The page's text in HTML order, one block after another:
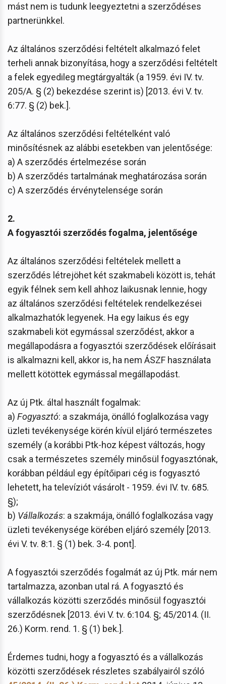
mást nem is tudunk leegyeztetni a szerződéses
partnerünkkel.
Az általános szerződési feltételt alkalmazó felet
terheli annak bizonyítása, hogy a szerződési feltételt
a felek egyedileg megtárgyalták (a 1959. évi IV. tv.
205/A. § (2) bekezdése szerint is) [2013. évi V. tv.
6:77. § (2) bek.].
Az általános szerződési feltételként való
minősítésnek az alábbi esetekben van jelentősége:
a) A szerződés értelmezése során
b) A szerződés tartalmának meghatározása során
c) A szerződés érvénytelensége során
2.
A fogyasztói szerződés fogalma, jelentősége
Az általános szerződési feltételek mellett a
szerződés létrejöhet két szakmabeli között is, tehát
egyik félnek sem kell ahhoz laikusnak lennie, hogy
az általános szerződési feltételek rendelkezései
alkalmazhatók legyenek. Ha egy laikus és egy
szakmabeli köt egymással szerződést, akkor a
megállapodásra a fogyasztói szerződések előírásait
is alkalmazni kell, akkor is, ha nem ÁSZF használata
mellett kötöttek egymással megállapodást.
Az új Ptk. által használt fogalmak:
a) Fogyasztó: a szakmája, önálló foglalkozása vagy
üzleti tevékenysége körén kívül eljáró természetes
személy (a korábbi Ptk-hoz képest változás, hogy
csak a természetes személy minősül fogyasztónak,
korábban például egy építőipari cég is fogyasztó
lehetett, ha televíziót vásárolt - 1959. évi IV. tv. 685.
§);
b) Vállalkozás: a szakmája, önálló foglalkozása vagy
üzleti tevékenysége körében eljáró személy [2013.
évi V. tv. 8:1. § (1) bek. 3-4. pont].
A fogyasztói szerződés fogalmát az új Ptk. már nem
tartalmazza, azonban utal rá. A fogyasztó és
vállalkozás közötti szerződés minősül fogyasztói
szerződésnek [2013. évi V. tv. 6:104. §; 45/2014. (II.
26.) Korm. rend. 1. § (1) bek.].
Érdemes tudni, hogy a fogyasztó és a vállalkozás
közötti szerződések részletes szabályairól szóló